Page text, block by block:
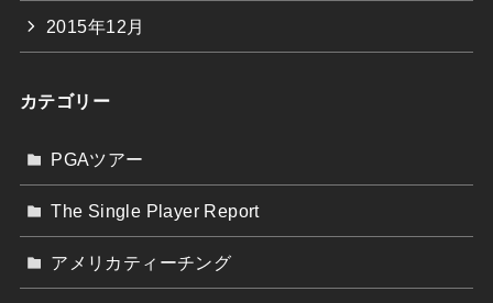
2015年12月
カテゴリー
PGAツアー
The Single Player Report
アメリカティーチング